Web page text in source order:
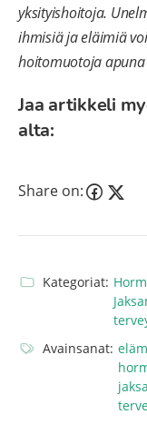
yksityishoitoja.
ihmisiä ja eläimiä
hoitomuotoja
Jaa artikkeli
alta:
Share on:
Kategoriat:
Avainsanat: